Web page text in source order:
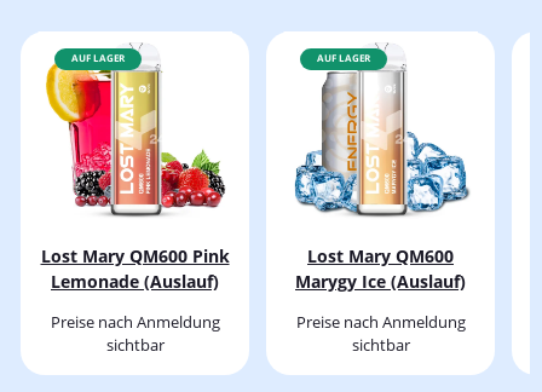
AUF LAGER
Lost Mary QM600 Pink
Lemonade (Auslauf)
Preise nach Anmeldung
sichtbar
AUF LAGER
Lost Mary QM600
Marygy Ice (Auslauf)
Preise nach Anmeldung
sichtbar